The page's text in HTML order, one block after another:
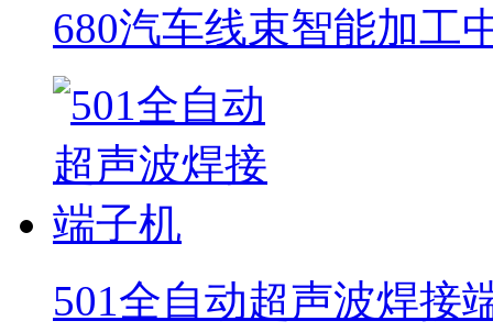
680汽车线束智能加工
501全自动超声波焊接